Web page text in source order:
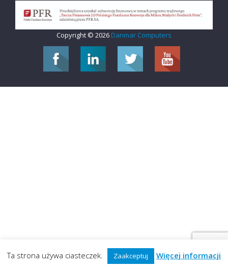
Copyright © 2026 Danmar Computers
Ta strona używa ciasteczek. Zaakceptuj Więcej informacji